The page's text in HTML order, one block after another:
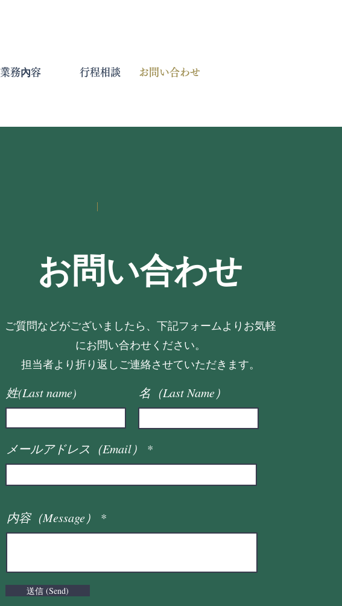
業務內容 行程相談 お問い合わせ
お問い合わせ
ご質問などがございましたら、下記フォームよりお気軽
にお問い合わせください。
担当者より折り返しご連絡させていただきます。
姓(Last name) 名（Last Name）
メールアドレス（Email）
内容（Message）
送信 (Send)